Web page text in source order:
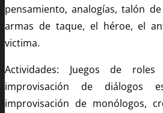
pensamiento, analogías, talón
armas de taque, el héroe, el
victima.
Actividades: Juegos de roles
improvisación de diálogos
improvisación de monólogos,